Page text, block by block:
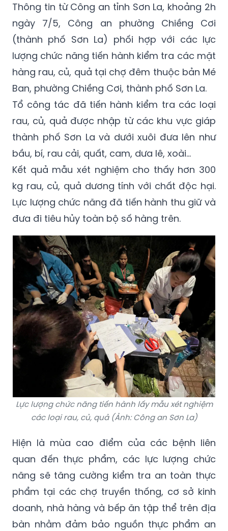
Thông tin từ Công an tỉnh Sơn La, khoảng 2h
ngày 7/5, Công an phường Chiềng Cơi
(thành phố Sơn La) phối hợp với các lực
lượng chức năng tiến hành kiểm tra các mặt
hàng rau, củ, quả tại chợ đêm thuộc bản Mé
Ban, phường Chiềng Cơi, thành phố Sơn La.
Tổ công tác đã tiến hành kiểm tra các loại
rau, củ, quả được nhập từ các khu vực giáp
thành phố Sơn La và dưới xuôi đưa lên như
bầu, bí, rau cải, quất, cam, dưa lê, xoài…
Kết quả mẫu xét nghiệm cho thấy hơn 300
kg rau, củ, quả dương tính với chất độc hại.
Lực lượng chức năng đã tiến hành thu giữ và
đưa đi tiêu hủy toàn bộ số hàng trên.
Lực lượng chức năng tiến hành lấy mẫu xét nghiệm
các loại rau, củ, quả (Ảnh: Công an Sơn La)
Hiện là mùa cao điểm của các bệnh liên
quan đến thực phẩm, các lực lượng chức
năng sẽ tăng cường kiểm tra an toàn thực
phẩm tại các chợ truyền thống, cơ sở kinh
doanh, nhà hàng và bếp ăn tập thể trên địa
bàn nhằm đảm bảo nguồn thực phẩm an